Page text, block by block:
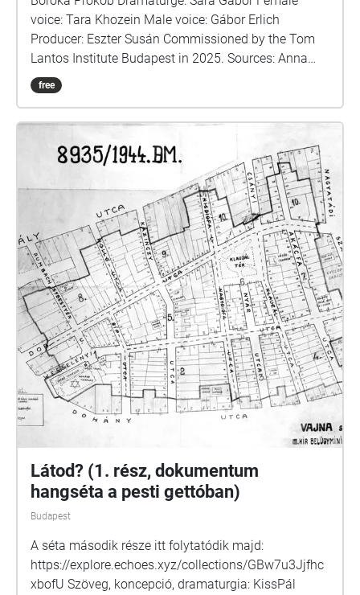
voice: Tara Khozein Male voice: Gábor Erlich
Producer: Eszter Susán Commissioned by the Tom
Lantos Institute Budapest in 2025. Sources: Anna
Perczel: Defenceless Heritage / Krisztián Ungváry,
Randolph L. Braham: The Politics of Genocide /
Géza Komoróczy / Dr. Ágnes Ságvári: Let us
remember the victims\_Holocaust of the Jewish
community in Budapest\_1994 / Hungarian Jewish
Museum and Archives / László Bernát Veszprémy:
Traitors to our fellow sufferers? / Ernő Munkácsi:
How did it happen? / Szabolcs Szita: The struggle for
survival in the Pest ghetto / Tim Cole: Holocaust city
/ Memories of the Budapest Ghetto, edited by Gábor
Dombi https://www.csillagoshazak.hu/
free
Látod? (1. rész, dokumentum
hangséta a pesti gettóban)
Budapest
A séta második része itt folytatódik majd:
https://explore.echoes.xyz/collections/GBw7u3Jjfhc
xbofU Szöveg, koncepció, dramaturgia: KissPál